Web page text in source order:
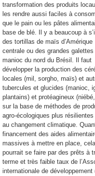
transformation des produits
les rendre aussi faciles à
que le pain ou les pâtes
base de blé. Il y a beaucoup à
des tortillas de maïs d’Amérique
centrale ou des grandes galettes
manioc du nord du Brésil. Il faut
développer la production des
locales (mil, sorgho, maïs) et
tubercules et glucides (manioc,
plantains) et protéagineux
sur la base de méthodes de
agro-écologiques plus
au changement climatique.
financement des aides
massives à mettre en place, cela
pourrait se faire par des prêts à
terme et très faible taux de
internationale de développement